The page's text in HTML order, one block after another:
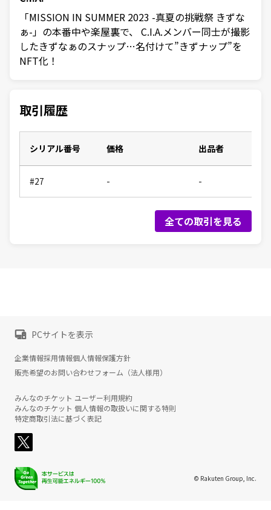
「MISSION IN SUMMER 2023 -真夏の挑戦祭 きずな
ぁ-」の本番中や楽屋裏で、 C.I.A.メンバー同士が撮影
したきずなぁのスナップ…名付けて”きずナップ”を
NFT化！
取引履歴
シリアル番号 価格 出品者
#27 - -
全ての取引を見る
PCサイトを表示
企業情報採用情報個人情報保護方針
販売希望のお問い合わせフォーム（法人様用）
みんなのチケット ユーザー利用規約
みんなのチケット 個人情報の取扱いに関する特則
特定商取引法に基づく表記
© Rakuten Group, Inc.